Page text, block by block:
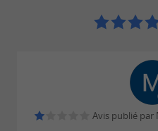
De bons produits, des
associations
familiale souriante ,
Avis publié par